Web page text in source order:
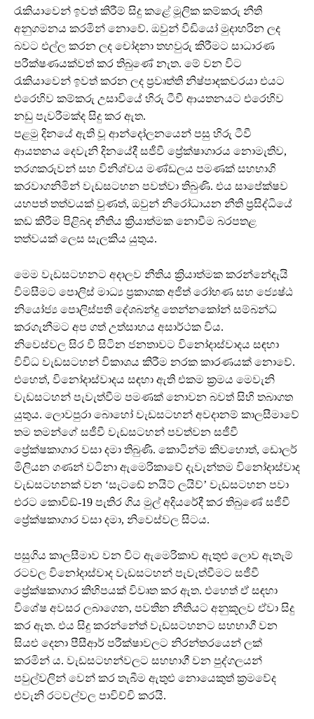
රැකියාවෙන් ඉවත් කිරීම් සිදු කළේ මූලික කම්කරු නීති
අනුගමනය කරමින් නොවේ. ඔවුන් වීඩියෝ මුදාහරින ලද
බවට එල්ල කරන ලද චෝදනා තහවුරු කිරීමට සාධාරණ
පරීක්ෂණයක්වත් කර තිබුණේ නැත. මේ වන විට
රැකියාවෙන් ඉවත් කරන ලද ප්‍රවෘත්ති නිෂ්පාදකවරයා එයට
එරෙහිව කම්කරු උසාවියේ හිරු ටීවී ආයතනයට එරෙහිව
නඩු පැවරීමක්ද සිදු කර ඇත.
පළමු දිනයේ ඇති වූ ආන්දෝලනයෙන් පසු හිරු ටීවී
ආයතනය දෙවැනි දිනයේදී සජීවී ප්‍රේක්ෂාගාරය නොමැතිව,
තරගකරුවන් සහ විනිශ්චය මණ්ඩලය පමණක් සහභාගි
කරවාගනිමින් වැඩසටහන පවත්වා තිබුණි. එය සාපේක්ෂව
යහපත් තත්වයක් වුණත්, ඔවුන් නිරෝධායන නීති ප්‍රසිද්ධියේ
කඩ කිරීම පිළිබඳ නීතිය ක්‍රියාත්මක නොවීම බරපතළ
තත්වයක් ලෙස සැලකිය යුතුය.
මෙම වැඩසටහනට අදාලව නීතිය ක්‍රියාත්මක කරන්නේදැයි
විමසීමට පොලිස් මාධ්‍ය ප්‍රකාශක අජිත් රෝහණ සහ ජ්‍යෙෂ්ඨ
නියෝජ්‍ය පොලිස්පති දේශබන්දු තෙන්නකෝන් සම්බන්ධ
කරගැනීමට අප ගත් උත්සාහය අසාර්ථක විය.
නිවෙස්වල සිර වී සිටින ජනතාවට විනෝදාස්වාදය සඳහා
විවිධ වැඩසටහන් විකාශය කිරීම නරක කාරණයක් නොවේ.
එහෙත්, විනෝදාස්වාදය සඳහා ඇති එකම ක්‍රමය මෙවැනි
වැඩසටහන් පැවැත්වීම පමණක් නොවන බවත් සිහි තබාගත
යුතුය. ලොවපුරා බොහෝ වැඩසටහන් අවදානම් කාලසීමාවේ
තම තමන්ගේ සජීවී වැඩසටහන් පවත්වන සජීවී
ප්‍රේක්ෂකාගාර වසා දමා තිබුණි. කොටින්ම කිවහොත්, ඩොලර්
මිලියන ගණන් වටිනා ඇමෙරිකාවේ දැවැන්තම විනෝදාස්වාද
වැඩසටහනක් වන ‘සැටඬේ නයිට් ලයිව්’ වැඩසටහන පවා
එරට කොවිඞ්-19 පැතිර ගිය මුල් අදියරේදී කර තිබුණේ සජීවී
ප්‍රේක්ෂකාගාර වසා දමා, නිවෙස්වල සිටය.
පසුගිය කාලසීමාව වන විට ඇමෙරිකාව ඇතුළු ලොව ඇතැම්
රටවල විනෝදාස්වාද වැඩසටහන් පැවැත්වීමට සජීවී
ප්‍රේක්ෂකාගාර කිහිපයක් විවෘත කර ඇත. එහෙත් ඒ සඳහා
විශේෂ අවසර ලබාගෙන, පවතින නීතියට අනුකූලව ඒවා සිදු
කර ඇත. එය සිදු කරන්නේත් වැඩසටහනට සහභාගී වන
සියළු දෙනා පීසීආර් පරීක්ෂාවලට නිරන්තරයෙන් ලක්
කරමින් ය. වැඩසටහන්වලට සහභාගී වන පුද්ගලයන්
පවුල්වලින් වෙන් කර තැබීම ඇතුළු නොයෙකුත් ක්‍රමවේද
එවැනි රටවල්වල පාවිච්චි කරයි.